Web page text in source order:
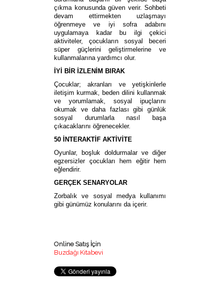
çıkma konusunda güven verir. Sohbeti
devam ettirmekten uzlaşmayı
öğrenmeye ve iyi sofra adabını
uygulamaya kadar bu ilgi çekici
aktiviteler, çocukların sosyal beceri
süper güçlerini geliştirmelerine ve
kullanmalarına yardımcı olur.
İYİ BİR İZLENİM BIRAK
Çocuklar; akranları ve yetişkinlerle
iletişim kurmak, beden dilini kullanmak
ve yorumlamak, sosyal ipuçlarını
okumak ve daha fazlası gibi günlük
sosyal durumlarla nasıl başa
çıkacaklarını öğrenecekler.
50 İNTERAKTİF AKTİVİTE
Oyunlar, boşluk doldurmalar ve diğer
egzersizler çocukları hem eğitir hem
eğlendirir.
GERÇEK SENARYOLAR
Zorbalık ve sosyal medya kullanımı
gibi günümüz konularını da içerir.
Online Satış İçin
Buzdağı Kitabevi